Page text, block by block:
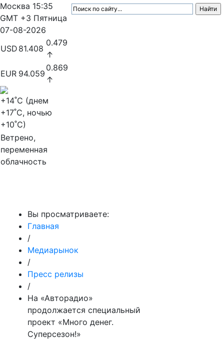
Москва 15:35
GMT +3 Пятница
07-08-2026
USD 81.408
0.479
↑
EUR 94.059
0.869
↑
+14˚C (днем
+17˚C, ночью
+10˚C)
Ветрено,
переменная
облачность
Вы просматриваете:
Главная
/
Медиарынок
/
Пресс релизы
/
На «Авторадио»
продолжается специальный
проект «Много денег.
Суперсезон!»